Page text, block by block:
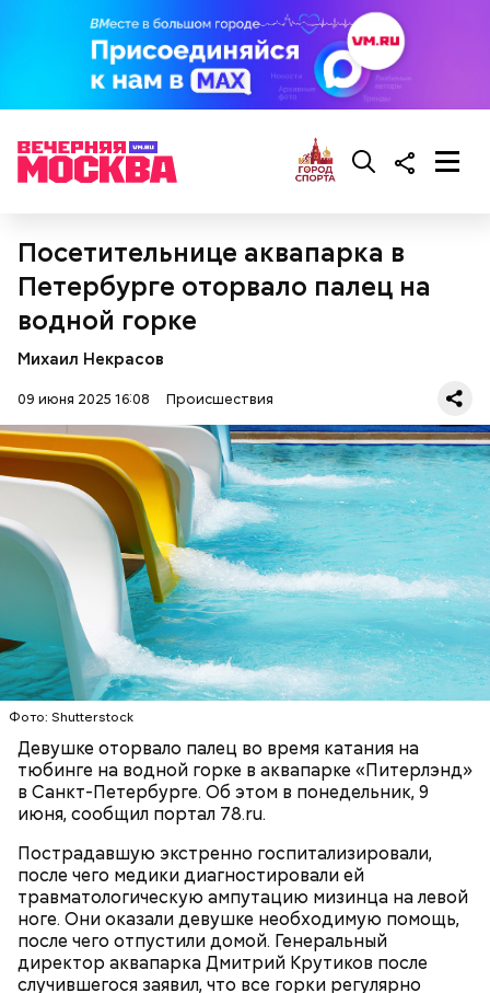
Посетительнице аквапарка в
Петербурге оторвало палец на
водной горке
Михаил Некрасов
09 июня 2025 16:08 Происшествия
Фото: Shutterstock
Девушке оторвало палец во время катания на
тюбинге на водной горке в аквапарке «Питерлэнд»
в Санкт-Петербурге. Об этом в понедельник, 9
июня, сообщил портал 78.ru.
Пострадавшую экстренно госпитализировали,
после чего медики диагностировали ей
травматологическую ампутацию мизинца на левой
ноге. Они оказали девушке необходимую помощь,
после чего отпустили домой. Генеральный
директор аквапарка Дмитрий Крутиков после
случившегося заявил, что все горки регулярно
Блогеру грозило до семи лет лишения свободы.